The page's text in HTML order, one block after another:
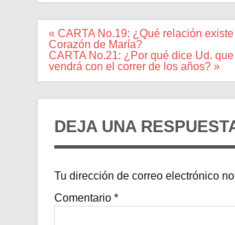
Navegación
de
entradas
« CARTA No.19: ¿Qué relación
Corazón de María?
CARTA No.21: ¿Por qué dice Ud.
vendrá con el correr de los años? »
DEJA UNA
Tu dirección de correo electrónico
Comentario *